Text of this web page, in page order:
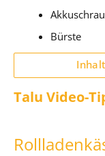
Bürste
Talu Video-